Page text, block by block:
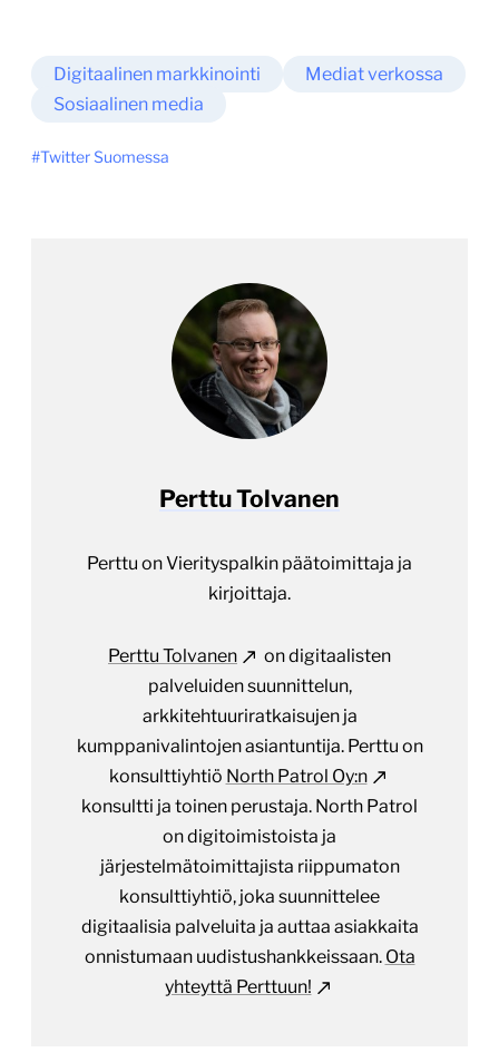
Digitaalinen markkinointi
Mediat verkossa
Sosiaalinen media
Twitter Suomessa
Perttu Tolvanen
Perttu on Vierityspalkin päätoimittaja ja
kirjoittaja.
Perttu Tolvanen
on digitaalisten
palveluiden suunnittelun,
arkkitehtuuriratkaisujen ja
kumppanivalintojen asiantuntija. Perttu on
konsulttiyhtiö North Patrol Oy:n
konsultti ja toinen perustaja. North Patrol
on digitoimistoista ja
järjestelmätoimittajista riippumaton
konsulttiyhtiö, joka suunnittelee
digitaalisia palveluita ja auttaa asiakkaita
onnistumaan uudistushankkeissaan. Ota
yhteyttä Perttuun!